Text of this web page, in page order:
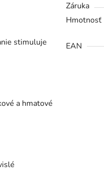
stimuluje
a hmatové
Záruka
Hmotnosť
EAN